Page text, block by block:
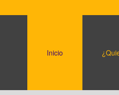
Inicio